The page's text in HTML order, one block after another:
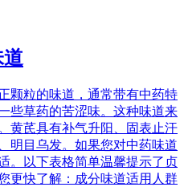
颗粒的味道，通常带有中药特
些草药的苦涩味。这种味道来
黄芪具有补气升阳、固表止汗
明目乌发。如果您对中药味道
。以下表格简单温馨提示了贞
更快了解：成分味道适用人群